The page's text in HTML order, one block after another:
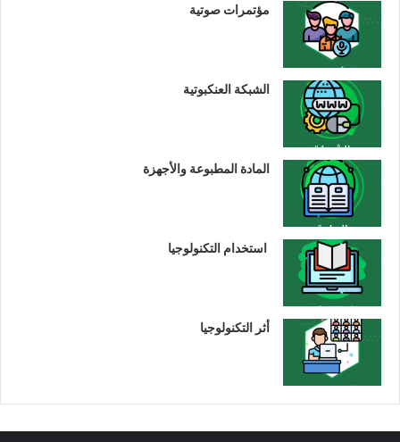
مؤتمرات صوتية
الشبكة العنكبوتية
المادة المطبوعة والأجهزة
استخدام التكنولوجيا
أثر التكنولوجيا